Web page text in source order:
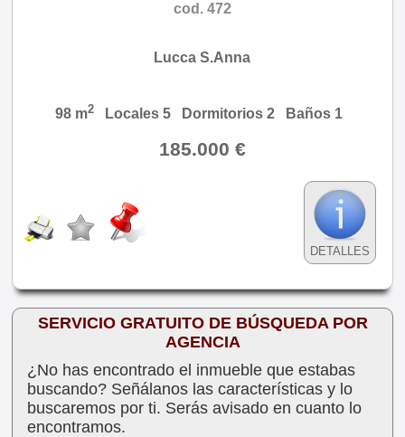
cod. 472
Lucca S.Anna
98 m2Locales 5 Dormitorios 2 Baños 1
185.000 €
DETALLES
SERVICIO GRATUITO DE BÚSQUEDA POR
AGENCIA
¿No has encontrado el inmueble que estabas
buscando? Señálanos las características y lo
buscaremos por ti. Serás avisado en cuanto lo
encontramos.